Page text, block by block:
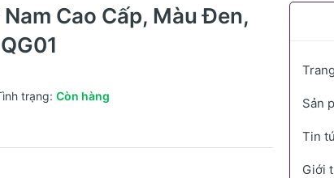
Cao Cấp, Màu Đen,
trạng: Còn hàng Sản
Tin
Giới